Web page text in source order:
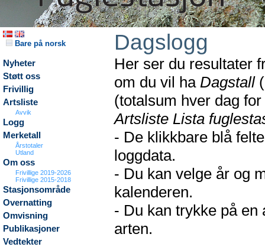
Bare på norsk
Nyheter
Støtt oss
Frivillig
Artsliste
Avvik
Logg
Merketall
Årstotaler
Utland
Om oss
Frivillige 2019-2026
Frivillige 2015-2018
Stasjonsområde
Overnatting
Omvisning
Publikasjoner
Vedtekter
Dagslogg
Her ser du resultater
om du vil ha Dagstall
(totalsum hver dag
Artsliste Lista
- De klikkbare blå
loggdata.
- Du kan velge år og
kalenderen.
- Du kan trykke på en
arten.